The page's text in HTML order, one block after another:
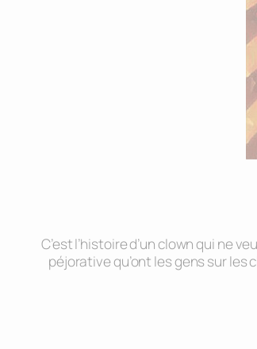
C’est l’histoire d’un clown qui ne
péjorative qu’ont les gens sur